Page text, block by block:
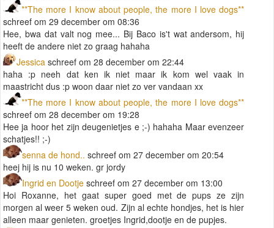
**The more I know about people, the more I love dogs**
schreef om 29 december om 08:36
Hee, bwa dat valt nog mee... Bij Baco is't wat andersom, hij
heeft de andere niet zo graag hahaha
Jessica schreef om 28 december om 22:44
haha :p neeh dat ken ik niet maar ik kom wel vaak in
maastricht dus :p woon daar niet zo ver vandaan xx
**The more I know about people, the more I love dogs**
schreef om 28 december om 19:28
Hee ja hoor het zijn deugenietjes e ;-) hahaha Maar evenzeer
schatjes!! ;-)
senna de hond.. schreef om 27 december om 20:54
heej hij is nu 10 weken. gr jordy
Ingrid en Dootje schreef om 27 december om 13:00
Hoi Roxanne, het gaat super goed met de pups ze zijn
morgen al weer 5 weken oud. Zijn al echte hondjes, het is hier
alleen maar genieten. groetjes Ingrid,dootje en de pupjes.